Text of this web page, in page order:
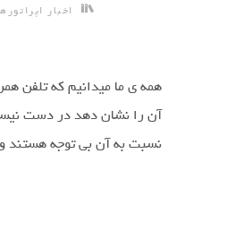
اخبار
همه ی ما میدانیم که تلفن
آن را نشان دهد در دست
نسبت به آن بی توجه هستند